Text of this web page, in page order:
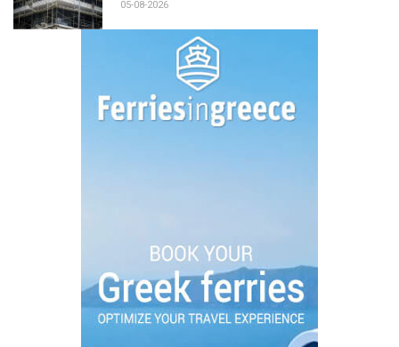
05-08-2026